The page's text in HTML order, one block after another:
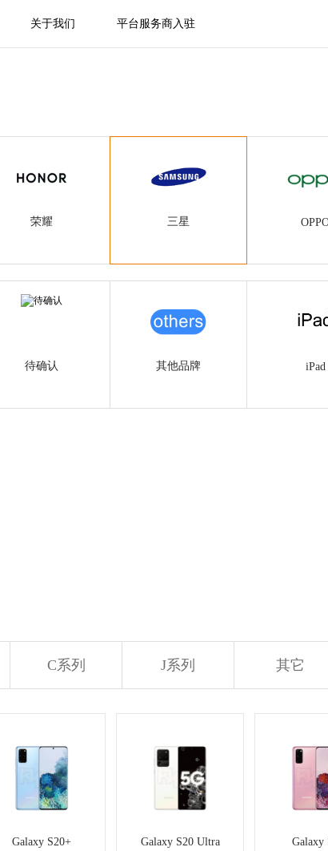
关于我们 平台服务商入驻
荣耀 三星
待确认 其他品牌 iPad
C系列 J系列 其它
Galaxy S20+ Galaxy S20 Ultra Galaxy